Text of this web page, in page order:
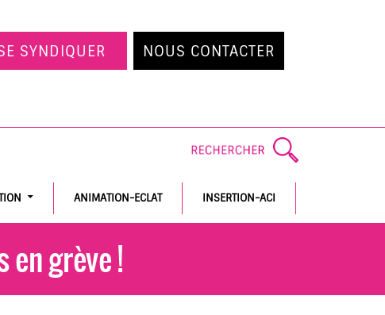
SYNDIQUER NOUS CONTACTER
ANIMATION-ECLAT INSERTION-ACI
en grève !